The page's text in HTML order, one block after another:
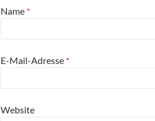
Name *
E-Mail-Adresse *
Website